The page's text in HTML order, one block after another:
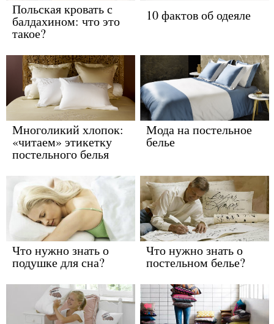
Польская кровать с
балдахином: что это
такое?
10 фактов об одеяле
Многоликий хлопок:
«читаем» этикетку
постельного белья
Мода на постельное
белье
Что нужно знать о
подушке для сна?
Что нужно знать о
постельном белье?